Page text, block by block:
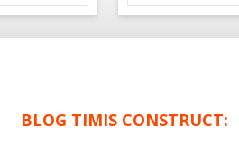
BLOG TIMIS CONSTRUCT: